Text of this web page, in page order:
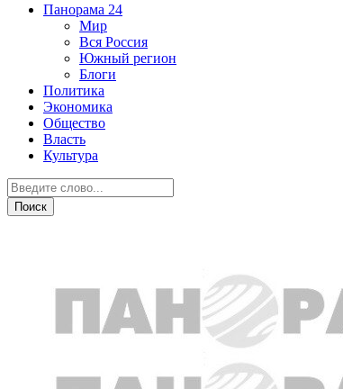
Панорама 24
Мир
Вся Россия
Южный регион
Блоги
Политика
Экономика
Общество
Власть
Культура